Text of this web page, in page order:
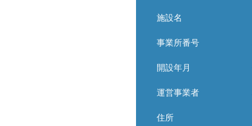
施設名
事業所番号
開設年月
運営事業者
住所